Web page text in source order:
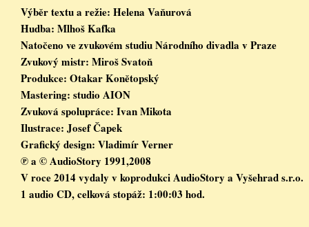
Výběr textu a režie: Helena Vaňurová
Hudba: Mlhoš Kafka
Natočeno ve zvukovém studiu Národního divadla v Praze
Zvukový mistr: Miroš Svatoň
Produkce: Otakar Konětopský
Mastering: studio AION
Zvuková spolupráce: Ivan Mikota
Ilustrace: Josef Čapek
Grafický design: Vladimír Verner
℗ a © AudioStory 1991,2008
V roce 2014 vydaly v koprodukci AudioStory a Vyšehrad s.r.o.
1 audio CD, celková stopáž: 1:00:03 hod.